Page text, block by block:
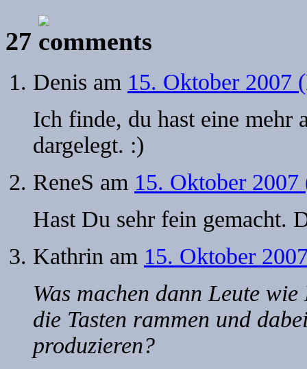
27
Denis am 15. Oktober 2007
Ich finde, du hast eine mehr
dargelegt. :)
ReneS am 15. Oktober
Hast Du sehr fein gemacht.
Kathrin am 15. Oktober
Was machen dann Leute
die Tasten rammen und
produzieren?